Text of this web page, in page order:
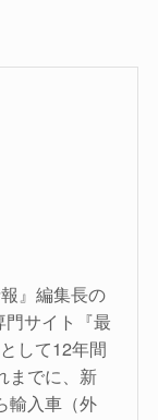
』編集長の
サイト『最
して12年間
までに、新
輸入車（外